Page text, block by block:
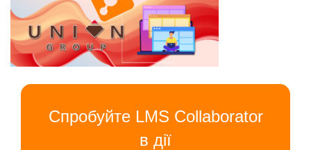
Спробуйте LMS Collaborator
в дії